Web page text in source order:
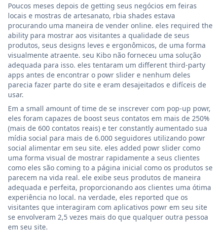
Poucos meses depois de getting seus negócios em feiras
locais e mostras de artesanato, rbia shades estava
procurando uma maneira de vender online. eles required the
ability para mostrar aos visitantes a qualidade de seus
produtos, seus designs leves e ergonômicos, de uma forma
visualmente atraente. seu Kibo não forneceu uma solução
adequada para isso. eles tentaram um different third-party
apps antes de encontrar o powr slider e nenhum deles
parecia fazer parte do site e eram desajeitados e difíceis de
usar.
Em a small amount of time de se inscrever com pop-up powr,
eles foram capazes de boost seus contatos em mais de 250%
(mais de 600 contatos reais) e ter constantly aumentado sua
mídia social para mais de 6.000 seguidores utilizando powr
social alimentar em seu site. eles added powr slider como
uma forma visual de mostrar rapidamente a seus clientes
como eles são coming to a página inicial como os produtos se
parecem na vida real. ele exibe seus produtos de maneira
adequada e perfeita, proporcionando aos clientes uma ótima
experiência no local. na verdade, eles reported que os
visitantes que interagiram com aplicativos powr em seu site
se envolveram 2,5 vezes mais do que qualquer outra pessoa
em seu site.